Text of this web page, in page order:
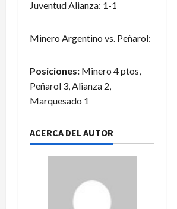
Juventud Alianza: 1-1
Minero Argentino vs. Peñarol:
Posiciones: Minero 4 ptos,
Peñarol 3, Alianza 2,
Marquesado 1
ACERCA DEL AUTOR